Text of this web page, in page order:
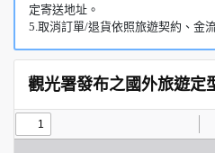
定寄送地址。
5.取消訂單/退貨依照旅遊契約、金
觀光署發布之國外旅遊定